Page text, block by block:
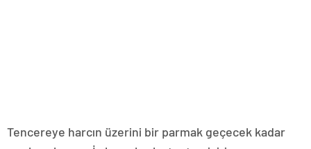
Tencereye harcın üzerini bir parmak geçecek kadar